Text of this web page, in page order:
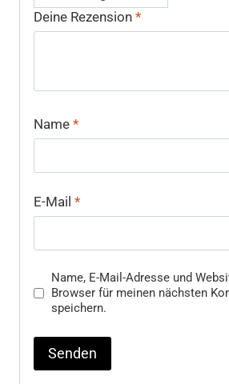
Deine Rezension *
Name *
E-Mail *
Name, E-Mail-Adresse und
Browser für meinen nächsten
speichern.